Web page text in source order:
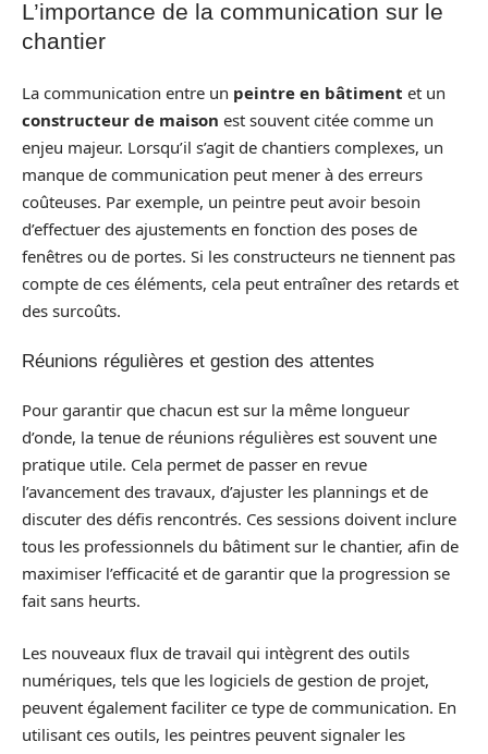
L’importance de la communication sur le
chantier
La communication entre un peintre en bâtiment et un
constructeur de maison est souvent citée comme un
enjeu majeur. Lorsqu’il s’agit de chantiers complexes, un
manque de communication peut mener à des erreurs
coûteuses. Par exemple, un peintre peut avoir besoin
d’effectuer des ajustements en fonction des poses de
fenêtres ou de portes. Si les constructeurs ne tiennent pas
compte de ces éléments, cela peut entraîner des retards et
des surcoûts.
Réunions régulières et gestion des attentes
Pour garantir que chacun est sur la même longueur
d’onde, la tenue de réunions régulières est souvent une
pratique utile. Cela permet de passer en revue
l’avancement des travaux, d’ajuster les plannings et de
discuter des défis rencontrés. Ces sessions doivent inclure
tous les professionnels du bâtiment sur le chantier, afin de
maximiser l’efficacité et de garantir que la progression se
fait sans heurts.
Les nouveaux flux de travail qui intègrent des outils
numériques, tels que les logiciels de gestion de projet,
peuvent également faciliter ce type de communication. En
utilisant ces outils, les peintres peuvent signaler les